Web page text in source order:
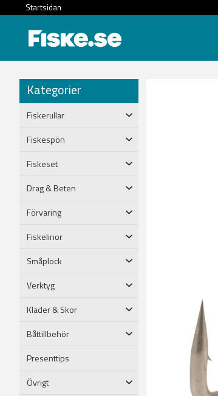
Startsidan
Kategorier
Fiskerullar
Fiskespön
Fiskeset
Drag & Beten
Förvaring
Fiskelinor
Småplock
Verktyg
Kläder & Skor
Båttillbehör
Presenttips
Övrigt